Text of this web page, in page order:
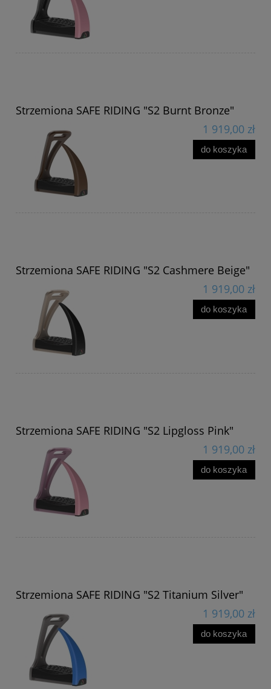
Strzemiona SAFE RIDING "S2 Burnt Bronze"
1 919,00 zł
do koszyka
Strzemiona SAFE RIDING "S2 Cashmere Beige"
1 919,00 zł
do koszyka
Strzemiona SAFE RIDING "S2 Lipgloss Pink"
1 919,00 zł
do koszyka
Strzemiona SAFE RIDING "S2 Titanium Silver"
1 919,00 zł
do koszyka